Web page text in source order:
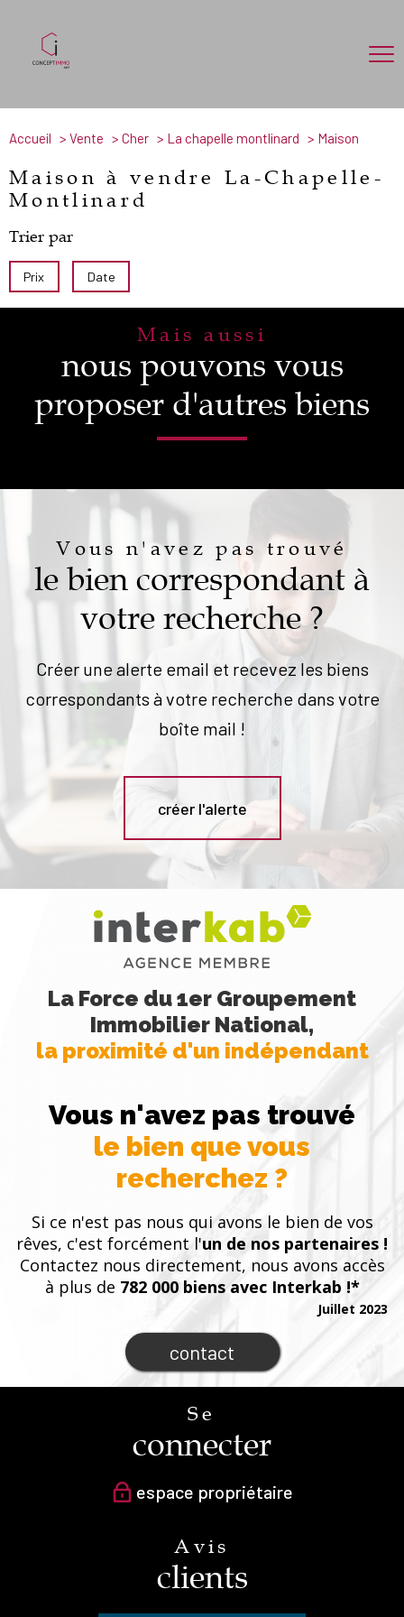
Accueil Vente Cher La chapelle montlinard Maison
Maison à vendre La-Chapelle-
Montlinard
Trier par
Prix Date
Mais aussi
nous pouvons vous
proposer d'autres biens
Vous n'avez pas trouvé
le bien correspondant à
votre recherche ?
Créer une alerte email et recevez les biens
correspondants à votre recherche dans votre
boîte mail !
créer l'alerte
La Force du 1er Groupement
Immobilier National,
la proximité d'un indépendant
Vous n'avez pas trouvé
le bien que vous
recherchez ?
Si ce n'est pas nous qui avons le bien de vos
rêves, c'est forcément l'un de nos partenaires !
Contactez nous directement, nous avons accès
à plus de 782 000 biens avec Interkab !*
contact
Juillet 2023
Se
connecter
espace propriétaire
Avis
clients